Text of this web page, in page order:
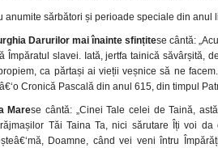
anumite sărbători și perioade speciale din anul
Darurilor maiînainte sfințitese cântă:
Împăratul slavei. Iată, jertfa tainică săvârșită,
ca părtași ai vieții veșnice să ne
Cronică Pascală din anul 615, din timpul
Marese cântă: „Cinei Tale celei de Taină,
Tăi Taina Ta, nici sărutare Îți voi
Doamne, când vei veni întru